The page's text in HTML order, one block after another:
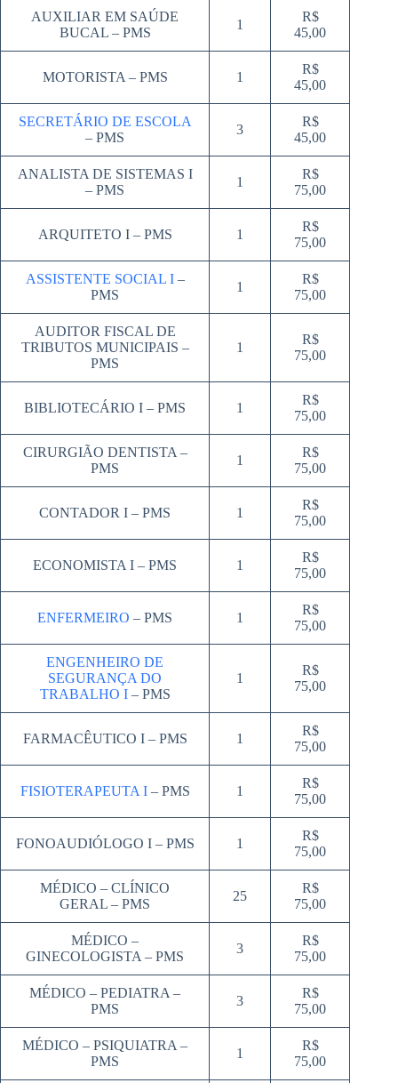
AUXILIAR EM SAÚDE
BUCAL – PMS
1
R$
45,00
MOTORISTA – PMS 1
R$
45,00
SECRETÁRIO DE ESCOLA
– PMS
3
R$
45,00
ANALISTA DE SISTEMAS I
– PMS
1
R$
75,00
ARQUITETO I – PMS 1
R$
75,00
ASSISTENTE SOCIAL I–
PMS
1
R$
75,00
AUDITOR FISCAL DE
TRIBUTOS MUNICIPAIS –
PMS
1
R$
75,00
BIBLIOTECÁRIO I – PMS 1
R$
75,00
CIRURGIÃO DENTISTA –
PMS
1
R$
75,00
CONTADOR I – PMS 1
R$
75,00
ECONOMISTA I – PMS 1
R$
75,00
ENFERMEIRO – PMS 1
R$
75,00
ENGENHEIRO DE
SEGURANÇA DO
TRABALHO I– PMS
1
R$
75,00
FARMACÊUTICO I – PMS 1
R$
75,00
FISIOTERAPEUTA I– PMS 1
R$
75,00
FONOAUDIÓLOGO I – PMS 1
R$
75,00
MÉDICO – CLÍNICO
GERAL – PMS
25
R$
75,00
MÉDICO –
GINECOLOGISTA – PMS
3
R$
75,00
MÉDICO – PEDIATRA –
PMS
3
R$
75,00
MÉDICO – PSIQUIATRA –
PMS
1
R$
75,00